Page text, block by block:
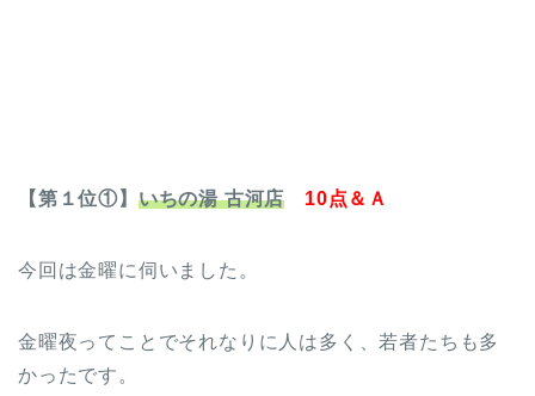
【第１位①】 いちの湯 古河店 10点＆Ａ
今回は金曜に伺いました。
金曜夜ってことでそれなりに人は多く、若者たちも多
かったです。